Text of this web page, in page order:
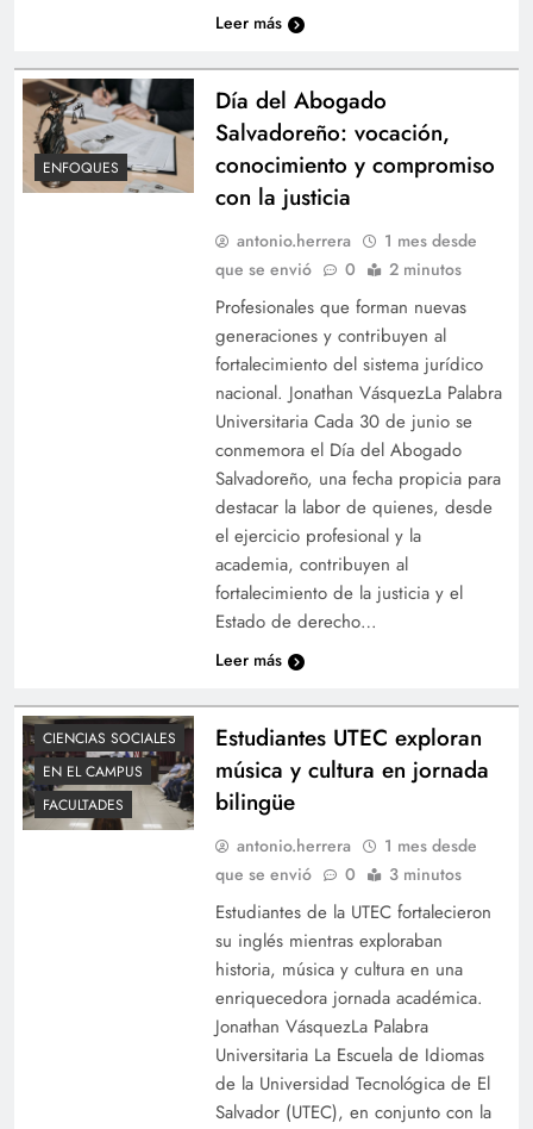
Leer más
ENFOQUES
Día del Abogado
Salvadoreño: vocación,
conocimiento y compromiso
con la justicia
antonio.herrera
1 mes desde
que se envió
0 2 minutos
Profesionales que forman nuevas
generaciones y contribuyen al
fortalecimiento del sistema jurídico
nacional. Jonathan VásquezLa Palabra
Universitaria Cada 30 de junio se
conmemora el Día del Abogado
Salvadoreño, una fecha propicia para
destacar la labor de quienes, desde
el ejercicio profesional y la
academia, contribuyen al
fortalecimiento de la justicia y el
Estado de derecho…
Leer más
CIENCIAS SOCIALES
EN EL CAMPUS
FACULTADES
Estudiantes UTEC exploran
música y cultura en jornada
bilingüe
antonio.herrera
1 mes desde
que se envió
0 3 minutos
Estudiantes de la UTEC fortalecieron
su inglés mientras exploraban
historia, música y cultura en una
enriquecedora jornada académica.
Jonathan VásquezLa Palabra
Universitaria La Escuela de Idiomas
de la Universidad Tecnológica de El
Salvador (UTEC), en conjunto con la